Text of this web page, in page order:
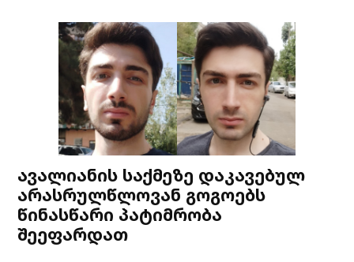
ავალიანის საქმეზე დაკავებულ
არასრულწლოვან გოგოებს
წინასწარი პატიმრობა
შეეფარდათ